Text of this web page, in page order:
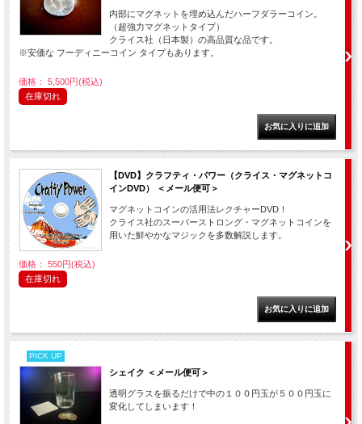
内部にマグネットを埋め込んだハーフダラーコイン。
（超強力マグネットタイプ）
クライス社（日本製）の高品質な品です。
※安価な フーディニーコイン タイプもあります。
価格： 5,500円(税込)
在庫切れ
【DVD】クラフティ・パワー（クライス・マグネットコ
インDVD） ＜メール便可＞
マグネットコインの活用法レクチャーDVD！
クライス社のスーパーストロング・マグネットコインを
用いた鮮やかなマジックを多数解説します。
価格： 550円(税込)
在庫切れ
PICK UP
シェイク ＜メール便可＞
透明グラスを振るだけで中の１００円玉が５００円玉に
変化してしまいます！